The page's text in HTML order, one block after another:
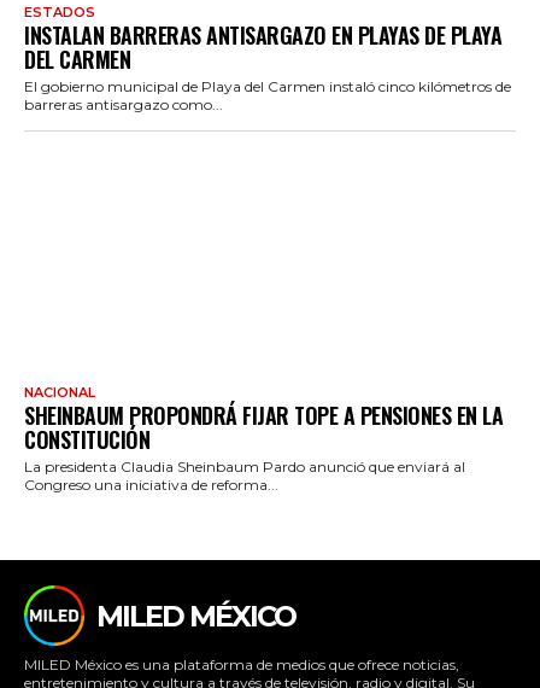
ESTADOS
INSTALAN BARRERAS ANTISARGAZO EN PLAYAS DE PLAYA
DEL CARMEN
El gobierno municipal de Playa del Carmen instaló cinco kilómetros de
barreras antisargazo como...
NACIONAL
SHEINBAUM PROPONDRÁ FIJAR TOPE A PENSIONES EN LA
CONSTITUCIÓN
La presidenta Claudia Sheinbaum Pardo anunció que enviará al
Congreso una iniciativa de reforma...
MILED MÉXICO
MILED México es una plataforma de medios que ofrece noticias,
entretenimiento y cultura a través de televisión, radio y digital. Su